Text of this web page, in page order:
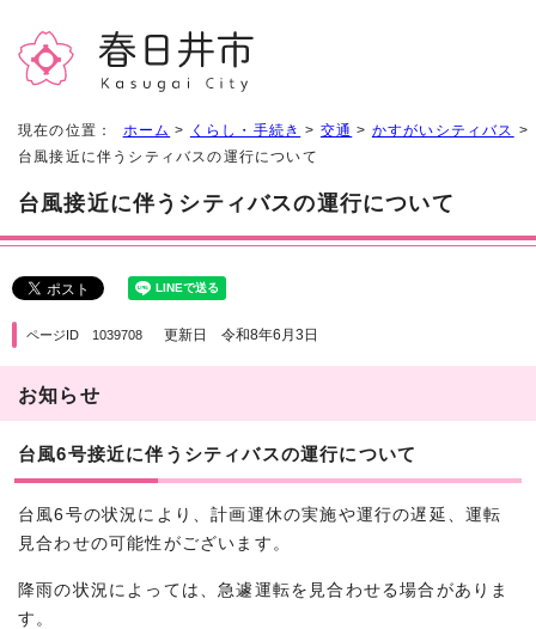
現在の位置： ホーム > くらし・手続き > 交通 > かすがいシティバス >
台風接近に伴うシティバスの運行について
台風接近に伴うシティバスの運行について
ページID 1039708 更新日 令和8年6月3日
お知らせ
台風6号接近に伴うシティバスの運行について
台風6号の状況により、計画運休の実施や運行の遅延、運転
見合わせの可能性がございます。
降雨の状況によっては、急遽運転を見合わせる場合がありま
す。